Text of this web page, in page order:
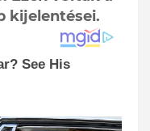
kijelentései.